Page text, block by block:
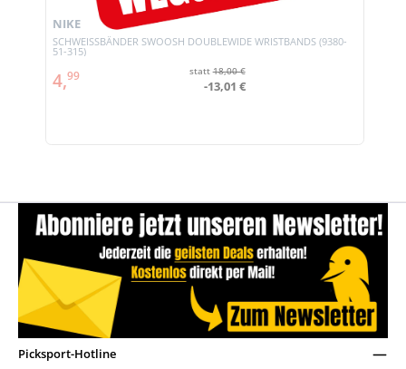
SCHWEISSBÄNDER SWOOSH DOUBLEWIDE WRISTBANDS (9380-
51-315)
NIKE
4,99 statt18,00 €
-13,01 €
Picksport-Hotline